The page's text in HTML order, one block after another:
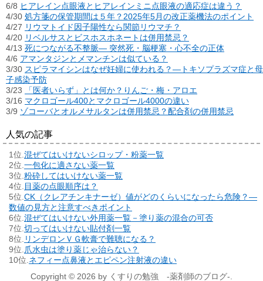
6/8 ヒアレイン点眼液とヒアレインミニ点眼液の適応症は違う？
4/30 処方箋の保管期間は５年？2025年5月の改正薬機法のポイント
4/27 リウマトイド因子陽性なら関節リウマチ？
4/20 リベルサスとビスホスホネートは併用禁忌？
4/13 死につながる不整脈― 突然死・脳梗塞・心不全の正体
4/6 アマンタジンとメマンチンは似ている？
3/30 スピラマイシンはなぜ妊婦に使われる？―トキソプラズマ症と母
子感染予防
3/23
「医者いらず」とは何か？りんご・梅・アロエ
3/16 マクロゴール400とマクロゴール4000の違い
3/9 ゾコーバとオルメサルタンは併用禁忌？配合剤の併用禁忌
人気の記事
混ぜてはいけないシロップ・粉薬一覧
一包化に適さない薬一覧
粉砕してはいけない薬一覧
目薬の点眼順序は？
CK（クレアチンキナーゼ）値がどのくらいになったら危険？―
数値の見方と注意すべきポイント
混ぜてはいけない外用薬一覧－塗り薬の混合の可否
切ってはいけない貼付剤一覧
リンデロンＶＧ軟膏で難聴になる？
爪水虫は塗り薬じゃ治らない？
ネフィー点鼻液とエピペン注射液の違い
Copyright © 2026 by くすりの勉強 -薬剤師のブログ-.